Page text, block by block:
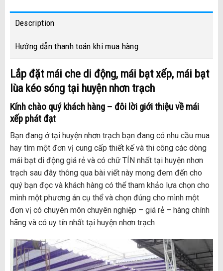
Description
Hướng dẫn thanh toán khi mua hàng
Lắp đặt mái che di động, mái bạt xếp, mái bạt
lùa kéo sóng tại huyện nhơn trạch
Kính chào quý khách hàng – đôi lời giới thiệu về mái
xếp phát đạt
Bạn đang ở tại huyện nhơn trạch bạn đang có nhu cầu mua
hay tìm một đơn vị cung cấp thiết kế và thi công các dòng
mái bạt di động giá rẻ và có chữ TÍN nhất tại huyện nhơn
trạch sau đây thông qua bài viết này mong đem đến cho
quý bạn đọc và khách hàng có thể tham khảo lựa chọn cho
mình một phương án cụ thể và chọn đúng cho mình một
đơn vị có chuyên môn chuyên nghiệp – giá rẻ – hàng chính
hãng và có uy tín nhất tại huyện nhơn trạch